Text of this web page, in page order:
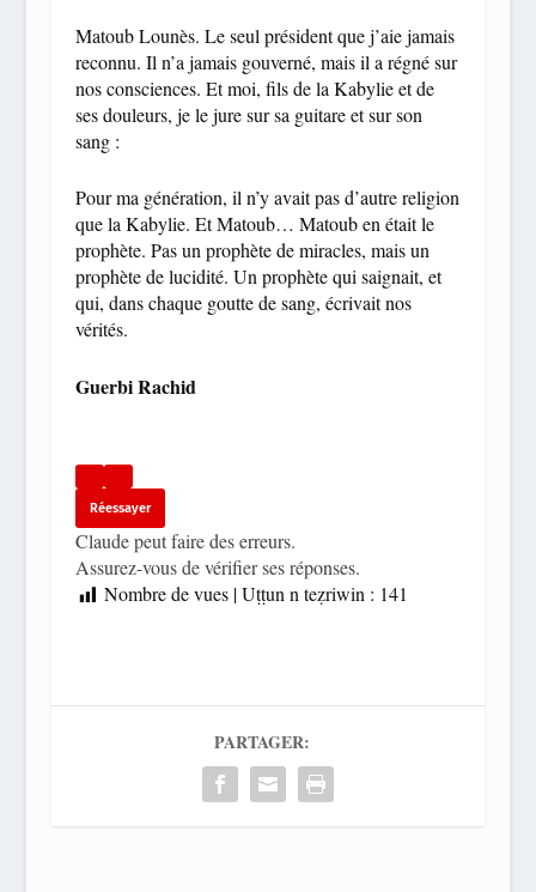
Matoub Lounès. Le seul président que j’aie jamais
reconnu. Il n’a jamais gouverné, mais il a régné sur
nos consciences. Et moi, fils de la Kabylie et de
ses douleurs, je le jure sur sa guitare et sur son
sang :
Pour ma génération, il n’y avait pas d’autre religion
que la Kabylie. Et Matoub… Matoub en était le
prophète. Pas un prophète de miracles, mais un
prophète de lucidité. Un prophète qui saignait, et
qui, dans chaque goutte de sang, écrivait nos
vérités.
Guerbi Rachid
Réessayer
Claude peut faire des erreurs.
Assurez-vous de vérifier ses réponses.
Nombre de vues | Uṭṭun n teẓriwin : 141
PARTAGER: